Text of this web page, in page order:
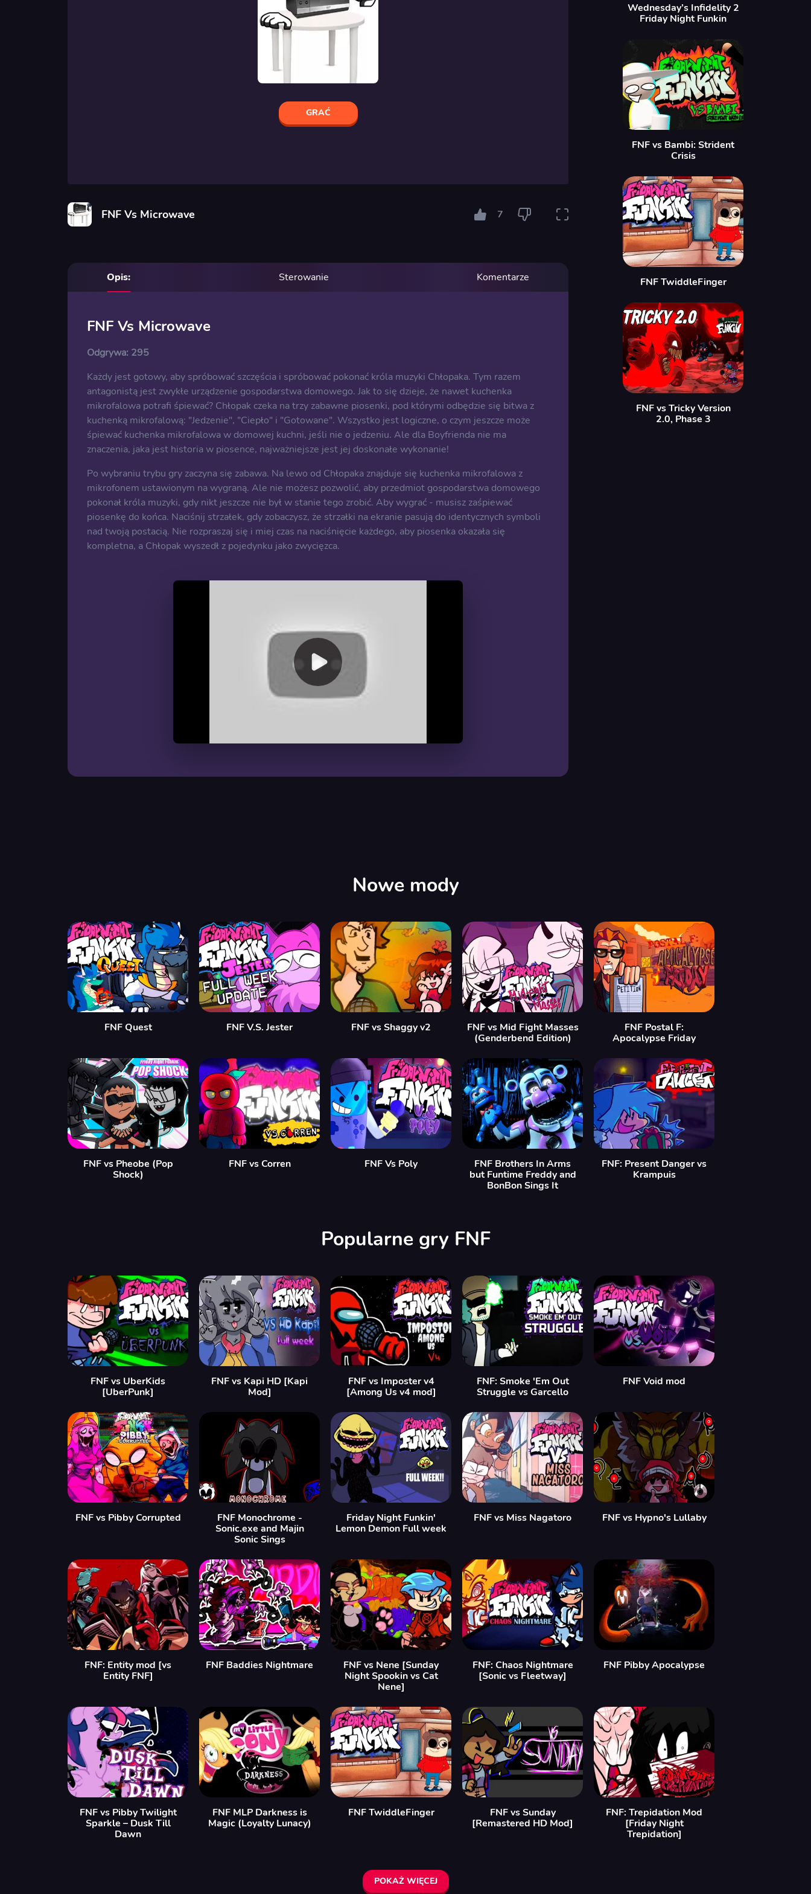
GRAĆ
FNF Vs Microwave 7
Opis: Sterowanie Komentarze
FNF Vs Microwave
Odgrywa: 295
Każdy jest gotowy, aby spróbować szczęścia i spróbować pokonać króla muzyki Chłopaka. Tym razem
antagonistą jest zwykłe urządzenie gospodarstwa domowego. Jak to się dzieje, że nawet kuchenka
mikrofalowa potrafi śpiewać? Chłopak czeka na trzy zabawne piosenki, pod którymi odbędzie się bitwa z
kuchenką mikrofalową: "Jedzenie", "Ciepło" i "Gotowane". Wszystko jest logiczne, o czym jeszcze może
śpiewać kuchenka mikrofalowa w domowej kuchni, jeśli nie o jedzeniu. Ale dla Boyfrienda nie ma
znaczenia, jaka jest historia w piosence, najważniejsze jest jej doskonałe wykonanie!
Po wybraniu trybu gry zaczyna się zabawa. Na lewo od Chłopaka znajduje się kuchenka mikrofalowa z
mikrofonem ustawionym na wygraną. Ale nie możesz pozwolić, aby przedmiot gospodarstwa domowego
pokonał króla muzyki, gdy nikt jeszcze nie był w stanie tego zrobić. Aby wygrać - musisz zaśpiewać
piosenkę do końca. Naciśnij strzałek, gdy zobaczysz, że strzałki na ekranie pasują do identycznych symboli
nad twoją postacią. Nie rozpraszaj się i miej czas na naciśnięcie każdego, aby piosenka okazała się
kompletna, a Chłopak wyszedł z pojedynku jako zwycięzca.
Wednesday’s Infidelity 2
Friday Night Funkin
FNF vs Bambi: Strident
Crisis
FNF TwiddleFinger
FNF vs Tricky Version
2.0, Phase 3
Nowe mody
FNF Quest FNF V.S. Jester FNF vs Shaggy v2
FNF vs Mid Fight Masses
(Genderbend Edition)
FNF Postal F:
Apocalypse Friday
FNF vs Pheobe (Pop
Shock)
FNF vs Corren FNF Vs Poly
FNF Brothers In Arms
but Funtime Freddy and
BonBon Sings It
FNF: Present Danger vs
Krampuis
Popularne gry FNF
FNF vs UberKids
[UberPunk]
FNF vs Kapi HD [Kapi
Mod]
FNF vs Imposter v4
[Among Us v4 mod]
FNF: Smoke 'Em Out
Struggle vs Garcello
FNF Void mod
FNF vs Pibby Corrupted
FNF Monochrome -
Sonic.exe and Majin
Sonic Sings
Friday Night Funkin'
Lemon Demon Full week
FNF vs Miss Nagatoro FNF vs Hypno's Lullaby
FNF: Entity mod [vs
Entity FNF]
FNF Baddies Nightmare
FNF vs Nene [Sunday
Night Spookin vs Cat
Nene]
FNF: Chaos Nightmare
[Sonic vs Fleetway]
FNF Pibby Apocalypse
FNF vs Pibby Twilight
Sparkle – Dusk Till
Dawn
FNF MLP Darkness is
Magic (Loyalty Lunacy)
FNF TwiddleFinger
FNF vs Sunday
[Remastered HD Mod]
FNF: Trepidation Mod
[Friday Night
Trepidation]
POKAŻ WIĘCEJ